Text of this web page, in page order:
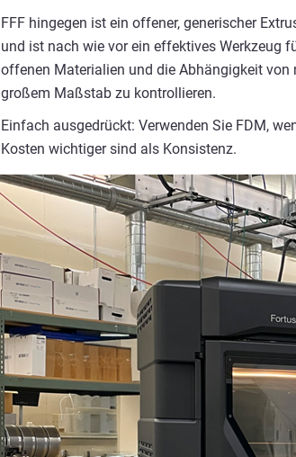
FFF hingegen ist ein offener, generischer
und ist nach wie vor ein effektives Werkzeug
offenen Materialien und die Abhängigkeit von
großem Maßstab zu kontrollieren.
Einfach ausgedrückt: Verwenden Sie FDM,
Kosten wichtiger sind als Konsistenz.